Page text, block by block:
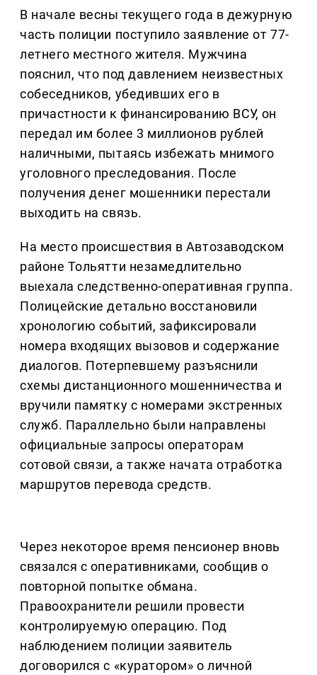
В начале весны текущего года в дежурную
часть полиции поступило заявление от 77-
летнего местного жителя. Мужчина
пояснил, что под давлением неизвестных
собеседников, убедивших его в
причастности к финансированию ВСУ, он
передал им более 3 миллионов рублей
наличными, пытаясь избежать мнимого
уголовного преследования. После
получения денег мошенники перестали
выходить на связь.
На место происшествия в Автозаводском
районе Тольятти незамедлительно
выехала следственно-оперативная группа.
Полицейские детально восстановили
хронологию событий, зафиксировали
номера входящих вызовов и содержание
диалогов. Потерпевшему разъяснили
схемы дистанционного мошенничества и
вручили памятку с номерами экстренных
служб. Параллельно были направлены
официальные запросы операторам
сотовой связи, а также начата отработка
маршрутов перевода средств.
Через некоторое время пенсионер вновь
связался с оперативниками, сообщив о
повторной попытке обмана.
Правоохранители решили провести
контролируемую операцию. Под
наблюдением полиции заявитель
договорился с «куратором» о личной